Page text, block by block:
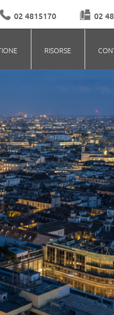
02 4815170 02
RISORSE